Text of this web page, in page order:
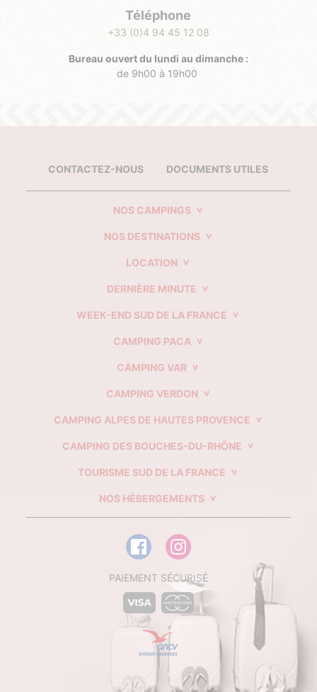
Téléphone
+33 (0)4 94 45 12 08
Bureau ouvert du lundi au dimanche :
de 9h00 à 19h00
CONTACTEZ-NOUS DOCUMENTS UTILES
NOS CAMPINGS
NOS DESTINATIONS
LOCATION
DERNIÈRE MINUTE
WEEK-END SUD DE LA FRANCE
CAMPING PACA
CAMPING VAR
CAMPING VERDON
CAMPING ALPES DE HAUTES PROVENCE
CAMPING DES BOUCHES-DU-RHÔNE
TOURISME SUD DE LA FRANCE
NOS HÉBERGEMENTS
PAIEMENT SÉCURISÉ